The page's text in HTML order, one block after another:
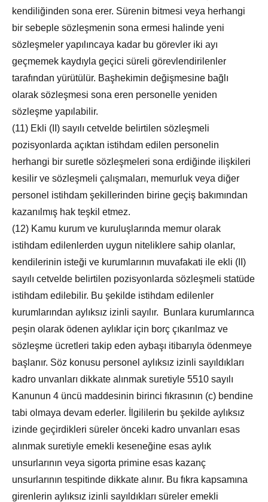
kendiliğinden sona erer. Sürenin bitmesi veya herhangi
bir sebeple sözleşmenin sona ermesi halinde yeni
sözleşmeler yapılıncaya kadar bu görevler iki ayı
geçmemek kaydıyla geçici süreli görevlendirilenler
tarafından yürütülür. Başhekimin değişmesine bağlı
olarak sözleşmesi sona eren personelle yeniden
sözleşme yapılabilir.
(11) Ekli (II) sayılı cetvelde belirtilen sözleşmeli
pozisyonlarda açıktan istihdam edilen personelin
herhangi bir suretle sözleşmeleri sona erdiğinde ilişkileri
kesilir ve sözleşmeli çalışmaları, memurluk veya diğer
personel istihdam şekillerinden birine geçiş bakımından
kazanılmış hak teşkil etmez.
(12) Kamu kurum ve kuruluşlarında memur olarak
istihdam edilenlerden uygun niteliklere sahip olanlar,
kendilerinin isteği ve kurumlarının muvafakati ile ekli (II)
sayılı cetvelde belirtilen pozisyonlarda sözleşmeli statüde
istihdam edilebilir. Bu şekilde istihdam edilenler
kurumlarından aylıksız izinli sayılır. Bunlara kurumlarınca
peşin olarak ödenen aylıklar için borç çıkarılmaz ve
sözleşme ücretleri takip eden aybaşı itibarıyla ödenmeye
başlanır. Söz konusu personel aylıksız izinli sayıldıkları
kadro unvanları dikkate alınmak suretiyle 5510 sayılı
Kanunun 4 üncü maddesinin birinci fıkrasının (c) bendine
tabi olmaya devam ederler. İlgililerin bu şekilde aylıksız
izinde geçirdikleri süreler önceki kadro unvanları esas
alınmak suretiyle emekli keseneğine esas aylık
unsurlarının veya sigorta primine esas kazanç
unsurlarının tespitinde dikkate alınır. Bu fıkra kapsamına
girenlerin aylıksız izinli sayıldıkları süreler emekli